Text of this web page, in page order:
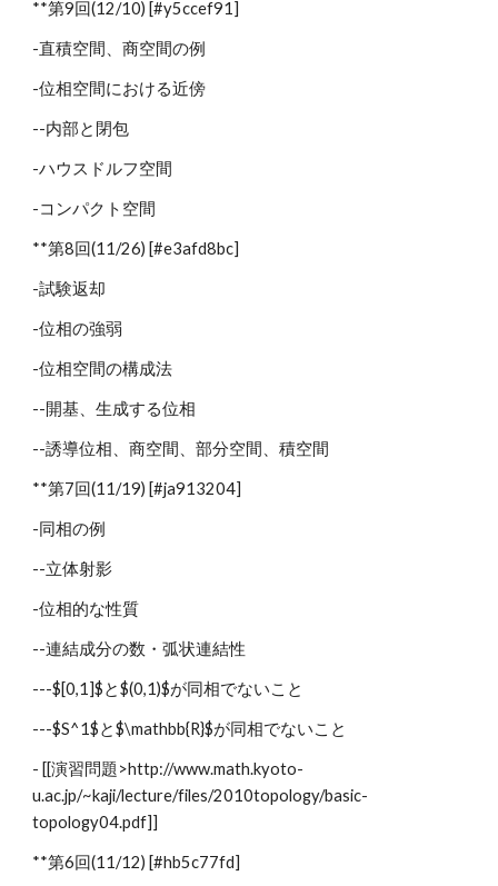
**第9回(12/10) [#y5ccef91]
-直積空間、商空間の例
-位相空間における近傍
--内部と閉包
-ハウスドルフ空間
-コンパクト空間
**第8回(11/26) [#e3afd8bc]
-試験返却
-位相の強弱
-位相空間の構成法
--開基、生成する位相
--誘導位相、商空間、部分空間、積空間
**第7回(11/19) [#ja913204]
-同相の例
--立体射影
-位相的な性質
--連結成分の数・弧状連結性
---$[0,1]$と$(0,1)$が同相でないこと
---$S^1$と$\mathbb{R}$が同相でないこと
- [[演習問題>http://www.math.kyoto-
u.ac.jp/~kaji/lecture/files/2010topology/basic-
topology04.pdf]]
**第6回(11/12) [#hb5c77fd]